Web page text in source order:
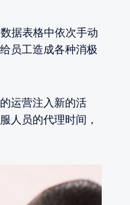
据表格中依次手动
员工造成各种消极
运营注入新的活
人员的代理时间，